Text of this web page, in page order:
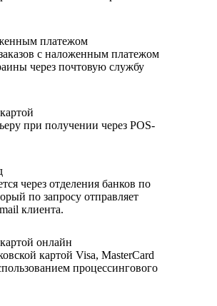
платежом
с наложенным платежом
через почтовую службу
при получении через POS-
через отделения банков по
по запросу отправляет
клиента.
онлайн
картой Visa, MasterCard
процессингового